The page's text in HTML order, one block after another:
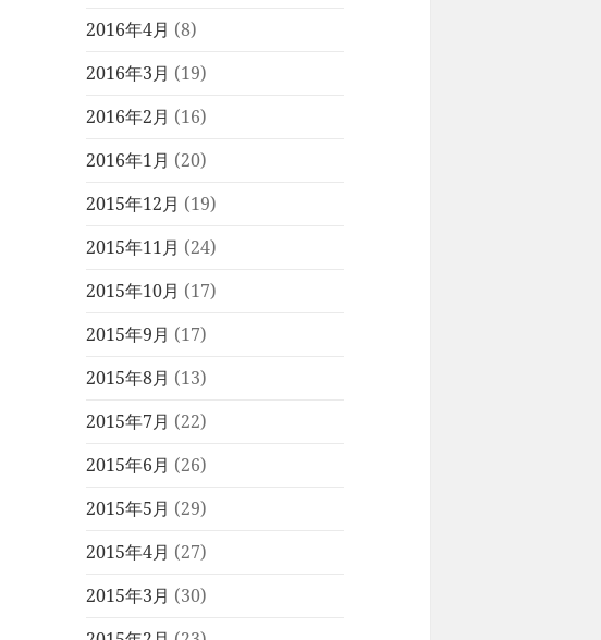
2016年4月 (8)
2016年3月 (19)
2016年2月 (16)
2016年1月 (20)
2015年12月 (19)
2015年11月 (24)
2015年10月 (17)
2015年9月 (17)
2015年8月 (13)
2015年7月 (22)
2015年6月 (26)
2015年5月 (29)
2015年4月 (27)
2015年3月 (30)